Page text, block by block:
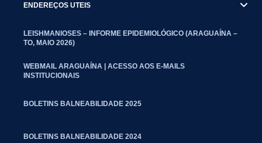
ENDEREÇOS UTEIS
LEISHMANIOSES – INFORME EPIDEMIOLÓGICO (ARAGUAÍNA –
TO, MAIO 2026)
WEBMAIL ARAGUAÍNA | ACESSO AOS E-MAILS
INSTITUCIONAIS
BOLETINS BALNEABILIDADE 2025
BOLETINS BALNEABILIDADE 2024